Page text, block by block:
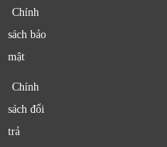
Chính
sách bảo
mật
Chính
sách đổi
trả